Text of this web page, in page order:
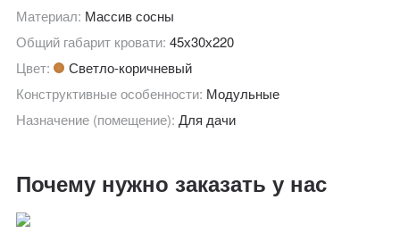
Материал: Массив сосны
Общий габарит кровати:45х30х220
Цвет:
Светло-коричневый
Конструктивные особенности: Модульные
Назначение (помещение):Для дачи
Почему нужно заказать у нас